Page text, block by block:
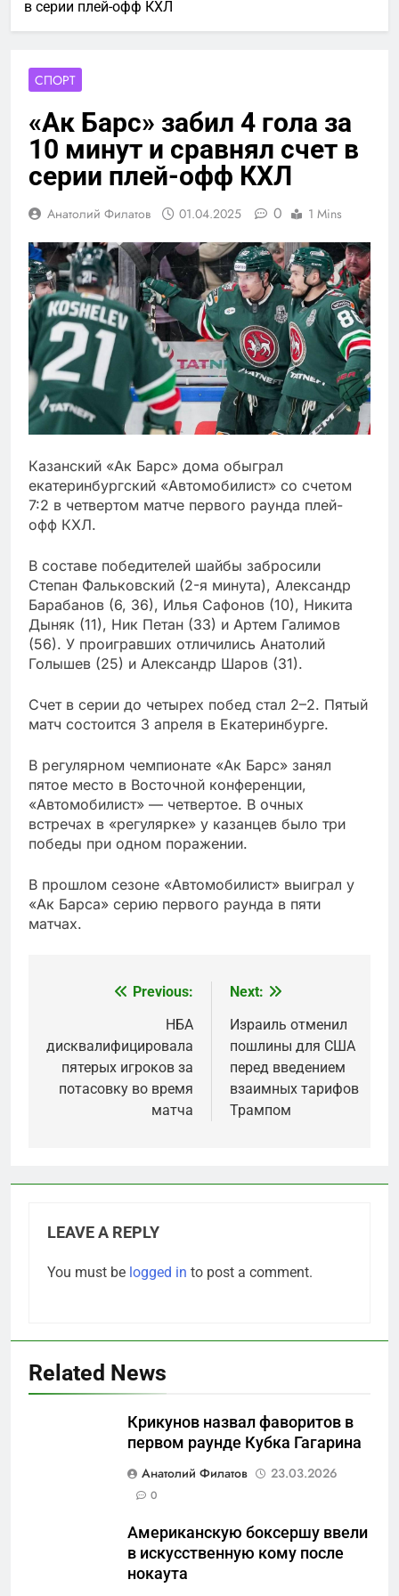
в серии плей-офф КХЛ
СПОРТ
«Ак Барс» забил 4 гола за
10 минут и сравнял счет в
серии плей-офф КХЛ
Анатолий Филатов 01.04.2025 0 1 Mins
Казанский «Ак Барс» дома обыграл
екатеринбургский «Автомобилист» со счетом
7:2 в четвертом матче первого раунда плей-
офф КХЛ.
В составе победителей шайбы забросили
Степан Фальковский (2-я минута), Александр
Барабанов (6, 36), Илья Сафонов (10), Никита
Дыняк (11), Ник Петан (33) и Артем Галимов
(56). У проигравших отличились Анатолий
Голышев (25) и Александр Шаров (31).
Счет в серии до четырех побед стал 2–2. Пятый
матч состоится 3 апреля в Екатеринбурге.
В регулярном чемпионате «Ак Барс» занял
пятое место в Восточной конференции,
«Автомобилист» — четвертое. В очных
встречах в «регулярке» у казанцев было три
победы при одном поражении.
В прошлом сезоне «Автомобилист» выиграл у
«Ак Барса» серию первого раунда в пяти
матчах.
Previous:
НБА
дисквалифицировала
пятерых игроков за
потасовку во время
матча
Next:
Израиль отменил
пошлины для США
перед введением
взаимных тарифов
Трампом
LEAVE A REPLY
You must be logged in to post a comment.
Related News
Крикунов назвал фаворитов в
первом раунде Кубка Гагарина
Анатолий Филатов
23.03.2026
0
Американскую боксершу ввели
в искусственную кому после
нокаута
Что происходит в
военные изымают спирт «для
защиты Отечества»
САНКТ-ПЕТЕРБУРГ И ОБЛАСТЬ